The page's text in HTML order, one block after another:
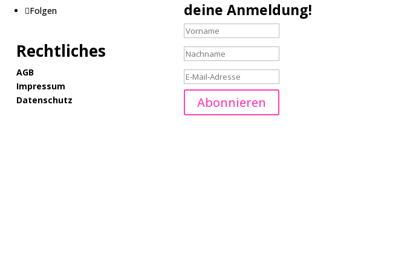
Folgen
Rechtliches
AGB
Impressum
Datenschutz
deine Anmeldung!
Abonnieren